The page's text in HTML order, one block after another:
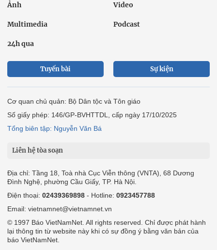
Ảnh Video
Multimedia Podcast
24h qua
Tuyến bài Sự kiện
Cơ quan chủ quản: Bộ Dân tộc và Tôn giáo
Số giấy phép: 146/GP-BVHTTDL, cấp ngày 17/10/2025
Tổng biên tập: Nguyễn Văn Bá
Liên hệ tòa soạn
Địa chỉ: Tầng 18, Toà nhà Cục Viễn thông (VNTA), 68 Dương
Đình Nghệ, phường Cầu Giấy, TP. Hà Nội.
Điện thoại: 02439369898 - Hotline: 0923457788
Email: vietnamnet@vietnamnet.vn
© 1997 Báo VietNamNet. All rights reserved. Chỉ được phát hành
lại thông tin từ website này khi có sự đồng ý bằng văn bản của
báo VietNamNet.